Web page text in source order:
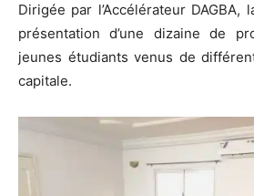
Dirigée par l’Accélérateur DAGBA,
présentation d’une dizaine de
jeunes étudiants venus de
capitale.